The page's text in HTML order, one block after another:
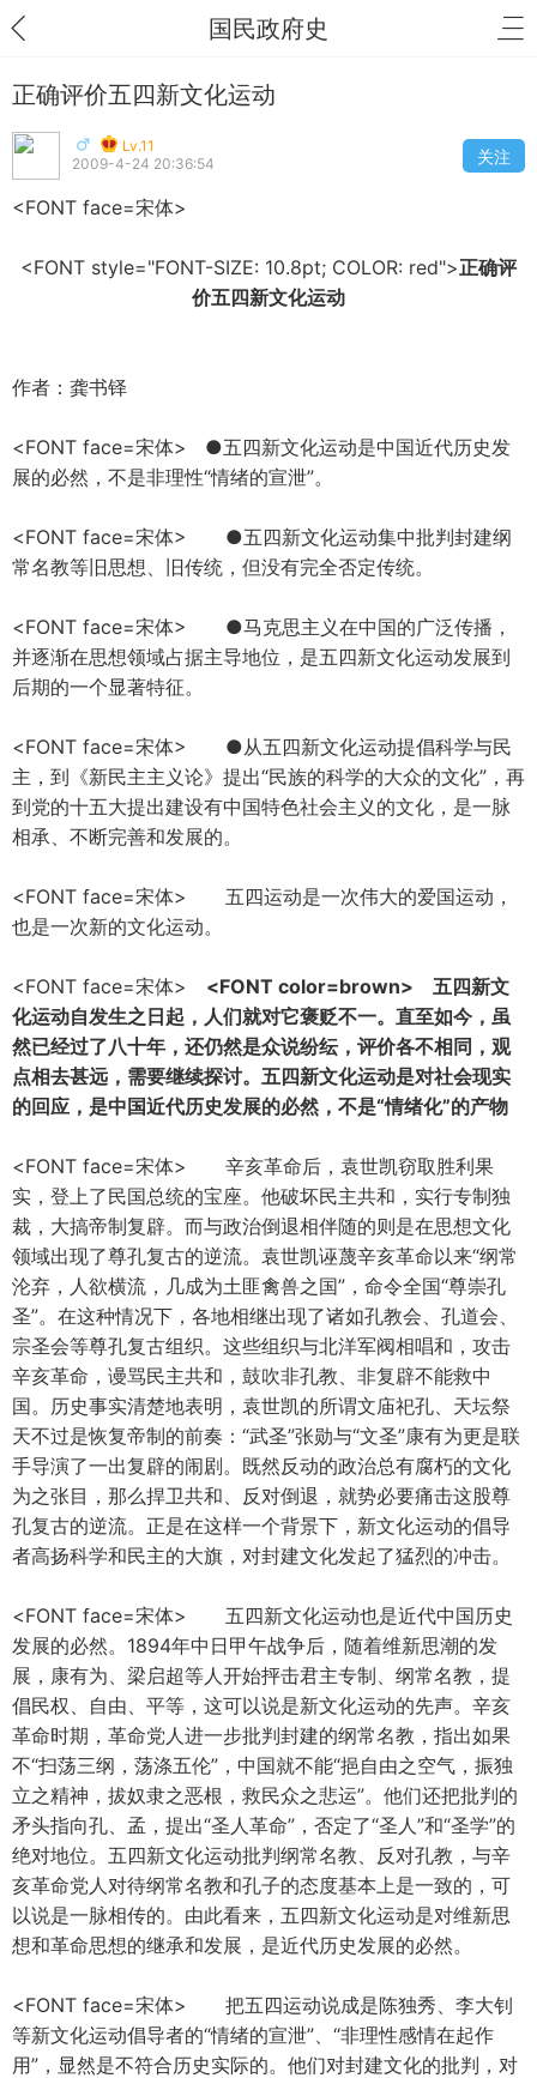
国民政府史
正确评价五四新文化运动
Lv.11
2009-4-24 20:36:54
关注
<FONT face=宋体>
<FONT style="FONT-SIZE: 10.8pt; COLOR: red">正确评
价五四新文化运动
作者：龚书铎
<FONT face=宋体> ●五四新文化运动是中国近代历史发
展的必然，不是非理性“情绪的宣泄”。
<FONT face=宋体> ●五四新文化运动集中批判封建纲
常名教等旧思想、旧传统，但没有完全否定传统。
<FONT face=宋体> ●马克思主义在中国的广泛传播，
并逐渐在思想领域占据主导地位，是五四新文化运动发展到
后期的一个显著特征。
<FONT face=宋体> ●从五四新文化运动提倡科学与民
主，到《新民主主义论》提出“民族的科学的大众的文化”，再
到党的十五大提出建设有中国特色社会主义的文化，是一脉
相承、不断完善和发展的。
<FONT face=宋体> 五四运动是一次伟大的爱国运动，
也是一次新的文化运动。
<FONT face=宋体> <FONT color=brown> 五四新文
化运动自发生之日起，人们就对它褒贬不一。直至如今，虽
然已经过了八十年，还仍然是众说纷纭，评价各不相同，观
点相去甚远，需要继续探讨。五四新文化运动是对社会现实
的回应，是中国近代历史发展的必然，不是“情绪化”的产物
<FONT face=宋体> 辛亥革命后，袁世凯窃取胜利果
实，登上了民国总统的宝座。他破坏民主共和，实行专制独
裁，大搞帝制复辟。而与政治倒退相伴随的则是在思想文化
领域出现了尊孔复古的逆流。袁世凯诬蔑辛亥革命以来“纲常
沦弃，人欲横流，几成为土匪禽兽之国”，命令全国“尊崇孔
圣”。在这种情况下，各地相继出现了诸如孔教会、孔道会、
宗圣会等尊孔复古组织。这些组织与北洋军阀相唱和，攻击
辛亥革命，谩骂民主共和，鼓吹非孔教、非复辟不能救中
国。历史事实清楚地表明，袁世凯的所谓文庙祀孔、天坛祭
天不过是恢复帝制的前奏：“武圣”张勋与“文圣”康有为更是联
手导演了一出复辟的闹剧。既然反动的政治总有腐朽的文化
为之张目，那么捍卫共和、反对倒退，就势必要痛击这股尊
孔复古的逆流。正是在这样一个背景下，新文化运动的倡导
者高扬科学和民主的大旗，对封建文化发起了猛烈的冲击。
<FONT face=宋体> 五四新文化运动也是近代中国历史
发展的必然。1894年中日甲午战争后，随着维新思潮的发
展，康有为、梁启超等人开始抨击君主专制、纲常名教，提
倡民权、自由、平等，这可以说是新文化运动的先声。辛亥
革命时期，革命党人进一步批判封建的纲常名教，指出如果
不“扫荡三纲，荡涤五伦”，中国就不能“挹自由之空气，振独
立之精神，拔奴隶之恶根，救民众之悲运”。他们还把批判的
矛头指向孔、孟，提出“圣人革命”，否定了“圣人”和“圣学”的
绝对地位。五四新文化运动批判纲常名教、反对孔教，与辛
亥革命党人对待纲常名教和孔子的态度基本上是一致的，可
以说是一脉相传的。由此看来，五四新文化运动是对维新思
想和革命思想的继承和发展，是近代历史发展的必然。
<FONT face=宋体> 把五四运动说成是陈独秀、李大钊
等新文化运动倡导者的“情绪的宣泄”、“非理性感情在起作
用”，显然是不符合历史实际的。他们对封建文化的批判，对